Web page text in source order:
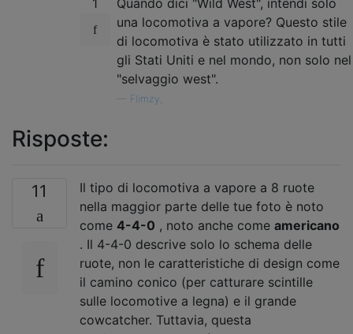
una locomotiva a vapore? Questo stile
di locomotiva è stato utilizzato in tutti
gli Stati Uniti e nel mondo, non solo nel
"selvaggio west".
Flimzy,
Risposte:
11
Il tipo di locomotiva a vapore a 8 ruote
nella maggior parte delle tue foto è noto
come 4-4-0 , noto anche come americano
. Il 4-4-0 descrive solo lo schema delle
ruote, non le caratteristiche di design come
il camino conico (per catturare scintille
sulle locomotive a legna) e il grande
cowcatcher. Tuttavia, questa